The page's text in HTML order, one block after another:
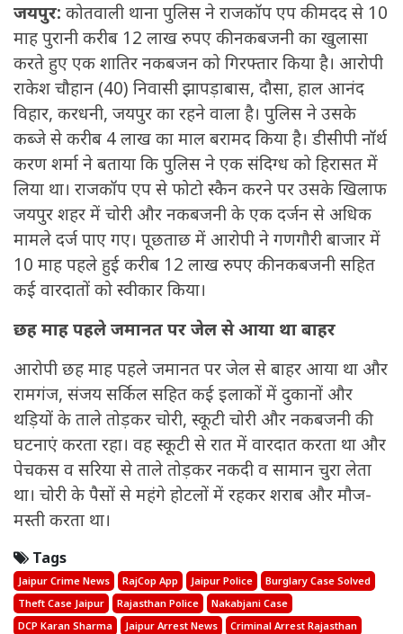
जयपुर: कोतवाली थाना पुलिस ने राजकॉप एप की मदद से 10
माह पुरानी करीब 12 लाख रुपए की नकबजनी का खुलासा
करते हुए एक शातिर नकबजन को गिरफ्तार किया है। आरोपी
राकेश चौहान (40) निवासी झापड़ाबास, दौसा, हाल आनंद
विहार, करधनी, जयपुर का रहने वाला है। पुलिस ने उसके
कब्जे से करीब 4 लाख का माल बरामद किया है। डीसीपी नॉर्थ
करण शर्मा ने बताया कि पुलिस ने एक संदिग्ध को हिरासत में
लिया था। राजकॉप एप से फोटो स्कैन करने पर उसके खिलाफ
जयपुर शहर में चोरी और नकबजनी के एक दर्जन से अधिक
मामले दर्ज पाए गए। पूछताछ में आरोपी ने गणगौरी बाजार में
10 माह पहले हुई करीब 12 लाख रुपए की नकबजनी सहित
कई वारदातों को स्वीकार किया।
छह माह पहले जमानत पर जेल से आया था बाहर
आरोपी छह माह पहले जमानत पर जेल से बाहर आया था और
रामगंज, संजय सर्किल सहित कई इलाकों में दुकानों और
थड़ियों के ताले तोड़कर चोरी, स्कूटी चोरी और नकबजनी की
घटनाएं करता रहा। वह स्कूटी से रात में वारदात करता था और
पेचकस व सरिया से ताले तोड़कर नकदी व सामान चुरा लेता
था। चोरी के पैसों से महंगे होटलों में रहकर शराब और मौज-
मस्ती करता था।
Tags
Jaipur Crime News RajCop App Jaipur Police
Burglary Case Solved
Theft Case Jaipur
Rajasthan Police
Nakabjani Case
DCP Karan Sharma
Jaipur Arrest News
Criminal Arrest Rajasthan